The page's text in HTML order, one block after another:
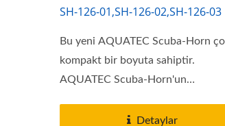
SH-126-01,SH-126-02,SH-126-03
Bu yeni AQUATEC Scuba-Horn
kompakt bir boyuta sahiptir.
AQUATEC Scuba-Horn'un
Detaylar